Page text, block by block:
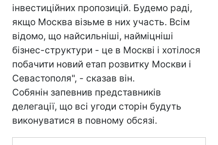
інвестиційних пропозицій. Будемо раді,
якщо Москва візьме в них участь. Всім
відомо, що найсильніші, найміцніші
бізнес-структури - це в Москві і хотілося
побачити новий етап розвитку Москви і
Севастополя", - сказав він.
Собянін запевнив представників
делегації, що всі угоди сторін будуть
виконуватися в повному обсязі.